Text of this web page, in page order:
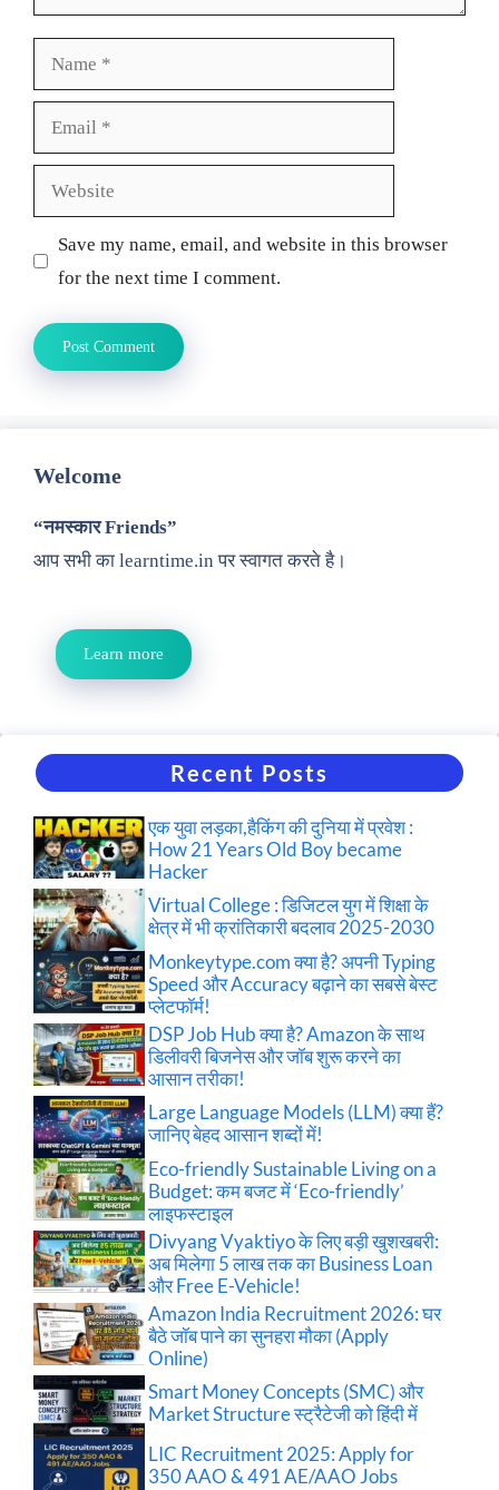
Website
Save my name, email, and website in this browser
for the next time I comment.
Welcome
“नमस्कार Friends”
आप सभी का learntime.in पर स्वागत करते है।
Learn more
Recent Posts
एक युवा लड़का,हैकिंग की दुनिया में प्रवेश :
How 21 Years Old Boy became
Hacker
Virtual College : डिजिटल युग में शिक्षा के
क्षेत्र में भी क्रांतिकारी बदलाव 2025-2030
Monkeytype.com क्या है? अपनी Typing
Speed और Accuracy बढ़ाने का सबसे बेस्ट
प्लेटफॉर्म!
DSP Job Hub क्या है? Amazon के साथ
डिलीवरी बिजनेस और जॉब शुरू करने का
आसान तरीका!
Large Language Models (LLM) क्या हैं?
जानिए बेहद आसान शब्दों में!
Eco-friendly Sustainable Living on a
Budget: कम बजट में ‘Eco-friendly’
लाइफस्टाइल
Divyang Vyaktiyo के लिए बड़ी खुशखबरी:
अब मिलेगा 5 लाख तक का Business Loan
और Free E-Vehicle!
Amazon India Recruitment 2026: घर
बैठे जॉब पाने का सुनहरा मौका (Apply
Online)
Smart Money Concepts (SMC) और
Market Structure स्ट्रैटेजी को हिंदी में
LIC Recruitment 2025: Apply for
350 AAO & 491 AE/AAO Jobs